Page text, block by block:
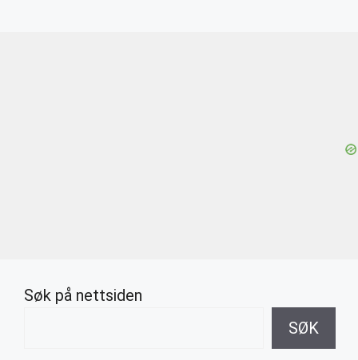
Søk på nettsiden
SØK